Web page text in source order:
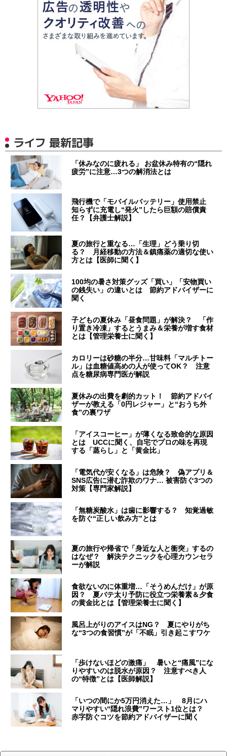
ライフ 最新記事
「休みなのに疲れる」 お盆休み特有の“隠れ
疲労”に注意…3つの解消法とは
飛行機で「モバイルバッテリー」使用禁止
知らずに充電し“発火”したら巨額の賠償責
任？【弁護士解説】
夏の旅行と重なる…「生理」どう乗り切
る？ 月経移動の方法＆鎮痛薬の適切な使い
方とは【医師に聞く】
100均の暑さ対策グッズ「買い」「安物買い
の銭失い」の違いとは 節約アドバイザーに
聞く
子どもの夏休み「昼食問題」が解決？ 「作
り置き冷凍」するとうまみ＆栄養が増す食材
とは【管理栄養士に聞く】
カロリーは砂糖の半分…甘味料「マルチトー
ル」は血糖値高めの人が使ってOK？ 注意
点を糖尿病専門医が解説
夏休みの出費を劇的カット！ 節約アドバイ
ザーが教える「0円レジャー」と“おうち外
食”の裏ワザ
「アイスコーヒー」が薄くなる致命的な原因
とは UCCに聞く、自宅でプロの味を再現
する「蒸らし」と「黄金比」
「電気代が安くなる」は危険？ 偽アプリ＆
SNS広告に潜む詐欺のワナ… 被害防ぐ3つの
対策【専門家解説】
「無糖炭酸水」は歯に影響する？ 知覚過敏
を防ぐ“正しい飲み方”とは
夏の旅行や帰省で「身近な人と衝突」するの
はなぜ？ 解決テクニックを心理カウンセラ
ーが解説
食欲ないのに体重増…「そうめんだけ」が原
因？ 夏バテ太り予防に役立つ栄養素＆夕食
の黄金比とは【管理栄養士に聞く】
風呂上がりのアイスはNG？ 夏にやりがち
な“3つの食習慣”が「不眠」引き起こすワケ
「歩けないほどの激痛」 暑いと“痛風”にな
りやすいのは脱水が原因？ 注意すべき人
の“特徴”とは【医師解説】
「いつの間にか5万円消えた…」 8月にハ
マりやすい“隠れ浪費”ワースト1位とは？
赤字防ぐコツを節約アドバイザーに聞く